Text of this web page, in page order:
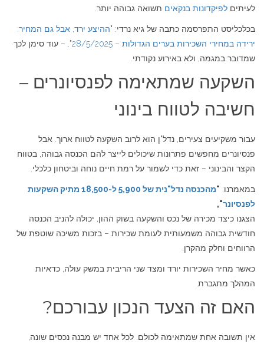
לעיתים לפיקדונות בנקאים תשואה גבוהה יותר.
בכלכליסט התפרסמה כתבה של גיא נרדי: "ההיצע ירד, אבל גם המחיר:
ירידה במחירי השכירות בערים הגדולות – 28/5/2025
". – עוד סימן לכך
שמדובר במגמה, ולא באירוע נקודתי.
השקעה שמתאימה לפנסיונרים –
חשיבה לטווח בינוני
עבור משקיעים צעירים, נדל"ן הוא לרוב השקעה לטווח ארוך. אבל
פנסיונרים מחפשים פתרונות שיכולים לייצר להם הכנסה גבוהה, בטווח
הקצר והבינוני – זאת כדי לשמור על רמת חיים נוחה וביטחון כלכלי.
במאמרנו: "
מהכנסה נדל"נית של 5,900 ל-18,500 מתיק השקעות
לפנסיונר",
הצגנו כיצד מכירה של נכס והשקעה בשוק ההון, יכולה להניב הכנסה
חודשית גבוהה משמעותית לעומת שכירות – בזכות משיכה שוטפת של
הרווחים וחלק מהקרן.
כאשר מחיר השכירות יורד ומצד שני הריבית במשק עולה, כדאיות
המהלך מתגברת.
האם זה הצעד הנכון עבורכם?
אין תשובה אחת שמתאימה לכולם. לכל אחד יש מבנה נכסים שונה,